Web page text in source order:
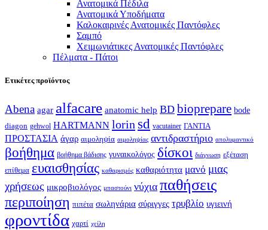
Ανατομικά Πέδιλα
Ανατομικά Υποδήματα
Καλοκαιρινές Ανατομικές Παντόφλες
Σαμπό
Χειμωνιάτικες Ανατομικές Παντόφλες
Πέλματα - Πάτοι
Ετικέτες προϊόντος
Abena agar alfacare anatomic help BD bioprepare bode
diagon gehwol HARTMANN lorin sd vacutainer ΓΑΝΤΙΑ
ΠΡΟΣΤΑΣΙΑ άγαρ αιμοληψία αιμοληψίας αντιδραστήριο απολυμαντικό
βοήθημα βοήθημα βάδισης γυναικολόγος δίσκοι διάγνωση εξέταση
επίθεμα ευαισθησίας καθαρισμός καθαριότητα μανό μιας
χρήσεως μικροβιολόγος μπαστούνι νύχια παθήσεις
περιποίηση πιπέτα σωληνάρια σύριγγες τρυβλίο υγιεινή
φροντίδα χαρτί χείλη